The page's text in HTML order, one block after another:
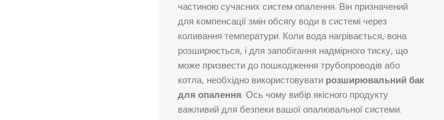
частиною сучасних систем опалення. Він призначений
для компенсації змін обсягу води в системі через
коливання температури. Коли вода нагрівається, вона
розширюється, і для запобігання надмірного тиску, що
може призвести до пошкодження трубопроводів або
котла, необхідно використовувати розширювальний бак
для опалення . Ось чому вибір якісного продукту
важливий для безпеки вашої опалювальної системи.